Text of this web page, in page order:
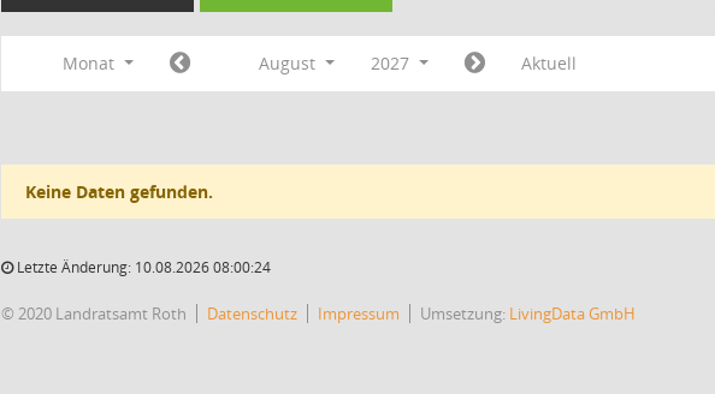
Monat August 2027 Aktuell
Keine Daten gefunden.
Letzte Änderung: 10.08.2026 08:00:24
© 2020 Landratsamt Roth Datenschutz Impressum Umsetzung: LivingData GmbH